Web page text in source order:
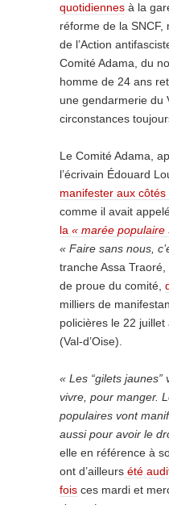
quotidiennes à la
réforme de la
de l’Action
Comité Adama, du
homme de 24 ans
une gendarmerie du
circonstances
Le Comité Adama,
l’écrivain Édouard
manifester aux
comme il avait
la « marée populaire
« Faire sans nous,
tranche Assa
de proue du comité,
milliers de
policières le 22
(Val-d’Oise).
« Les “gilets
vivre, pour manger.
populaires vont
aussi pour avoir le
elle en référence à
ont d’ailleurs été
fois ces mardi et